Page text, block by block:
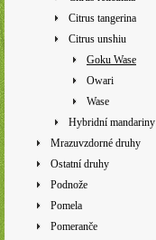
Citrus tangerina
Citrus unshiu
Goku Wase
Owari
Wase
Hybridní mandariny
Mrazuvzdorné druhy
Ostatní druhy
Podnože
Pomela
Pomeranče